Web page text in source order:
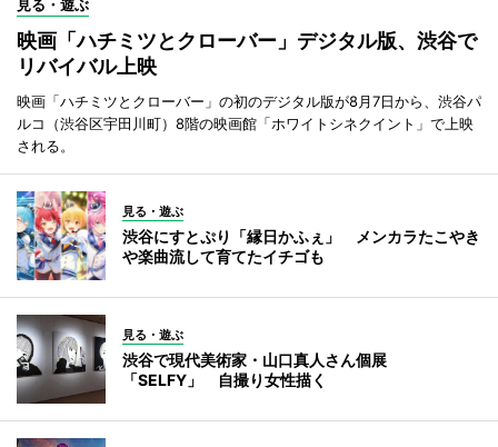
見る・遊ぶ
映画「ハチミツとクローバー」デジタル版、渋谷で
リバイバル上映
映画「ハチミツとクローバー」の初のデジタル版が8月7日から、渋谷パ
ルコ（渋谷区宇田川町）8階の映画館「ホワイトシネクイント」で上映
される。
見る・遊ぶ
渋谷にすとぷり「縁日かふぇ」 メンカラたこやき
や楽曲流して育てたイチゴも
見る・遊ぶ
渋谷で現代美術家・山口真人さん個展
「SELFY」 自撮り女性描く